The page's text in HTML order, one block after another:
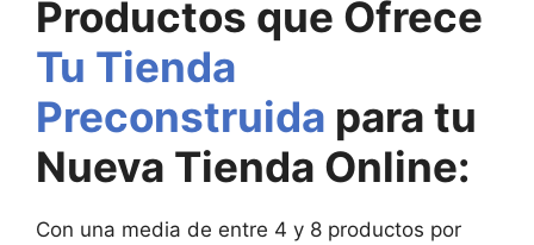
Productos que Ofrece
Tu Tienda
Preconstruida para tu
Nueva Tienda Online:
Con una media de entre 4 y 8 productos por